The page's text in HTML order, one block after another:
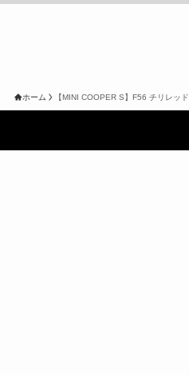
ホーム 【MINI COOPER S】F56 チリレッド